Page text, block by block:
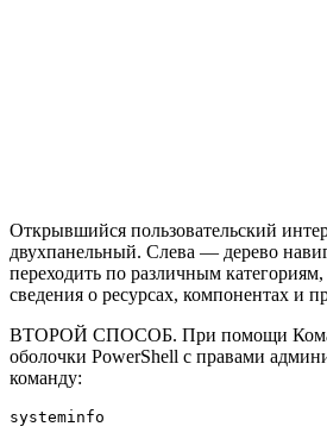
Открывшийся пользовательский
двухпанельный. Слева — дерево
переходить по различным
сведения о ресурсах, компонентах и
ВТОРОЙ СПОСОБ. При помощи
оболочки PowerShell с правами
команду:
systeminfo